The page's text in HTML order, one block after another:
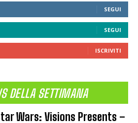
SEGUI
SEGUI
ISCRIVITI
DELLA SETTIMANA
Wars: Visions Presents –